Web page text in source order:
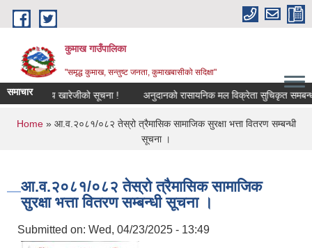
Skip to main content
कुमाख गाउँपालिका
"समृद्ध कुमाख, सन्तुष्ट जनता, कुमाखबासीको सदिक्षा"
समाचारव्यवसाय खारेजीको सूचना ! अनुदानको रासायनिक मल विक्रेता सुचिकृत समबन्धी
You are here
Home» आ.व.२०८१/०८२ तेस्रो त्रैमासिक सामाजिक सुरक्षा भत्ता वितरण सम्बन्धी
सूचना ।
आ.व.२०८१/०८२ तेस्रो त्रैमासिक सामाजिक
सुरक्षा भत्ता वितरण सम्बन्धी सूचना ।
Submitted on: Wed, 04/23/2025 - 13:49